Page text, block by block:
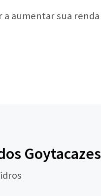
a aumentar sua renda
Goytacazes